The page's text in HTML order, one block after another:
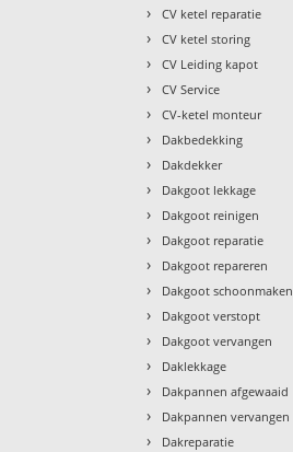
› CV ketel reparatie
› CV ketel storing
› CV Leiding kapot
› CV Service
› CV-ketel monteur
› Dakbedekking
› Dakdekker
› Dakgoot lekkage
› Dakgoot reinigen
› Dakgoot reparatie
› Dakgoot repareren
› Dakgoot schoonmaken
› Dakgoot verstopt
› Dakgoot vervangen
› Daklekkage
› Dakpannen afgewaaid
› Dakpannen vervangen
› Dakreparatie